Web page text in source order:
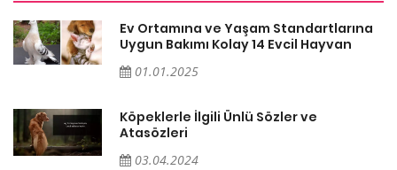
Ev Ortamına ve Yaşam Standartlarına
Uygun Bakımı Kolay 14 Evcil Hayvan
01.01.2025
Köpeklerle İlgili Ünlü Sözler ve
Atasözleri
03.04.2024